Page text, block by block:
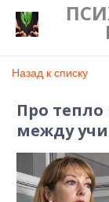
Назад к списку
Про
между